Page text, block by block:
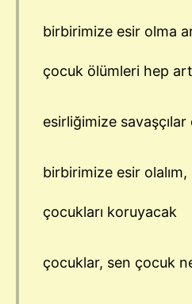
birbirimize esir olma
çocuk ölümleri hep
esirliğimize savaşçılar
birbirimize esir
çocukları koruyacak
çocuklar, sen çocuk